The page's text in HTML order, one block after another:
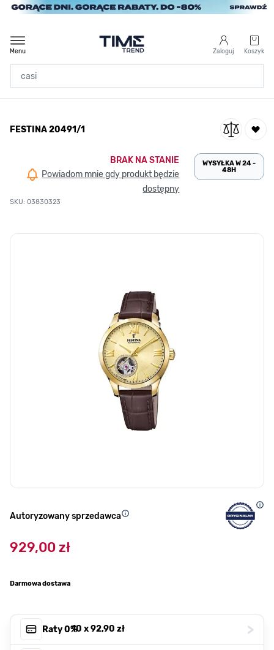
Przejdź do treści
Zaloguj Koszyk
Menu
/ FESTINA 20491/1
FESTINA 20491/1
BRAK NA STANIE
Powiadom mnie gdy produkt będzie
dostępny
SKU: 03830323
WYSYŁKA W 24 -
48H
Autoryzowany sprzedawca
929,00 zł
Darmowa dostawa
Raty 0%, 10 x92,90 zł >